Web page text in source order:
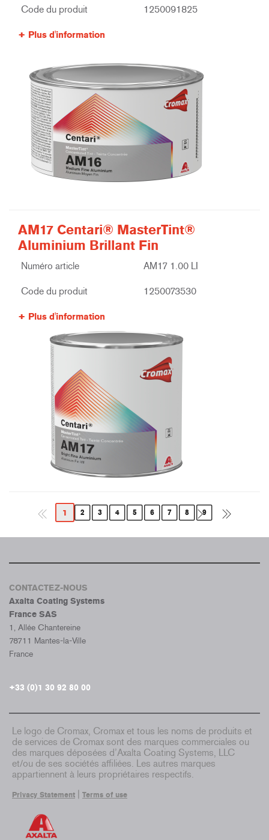
Code du produit 1250091825
Plus d'information
AM17 Centari® MasterTint®
Aluminium Brillant Fin
Numéro article AM17 1.00 LI
Code du produit 1250073530
Plus d'information
1 2 3 4 5 6 7 8 9
CONTACTEZ-NOUS
Axalta Coating Systems
France SAS
1, Allée Chantereine
78711 Mantes-la-Ville
France
+33 (0)1 30 92 80 00
Le logo de Cromax, Cromax et tous les noms de produits et
de services de Cromax sont des marques commerciales ou
des marques déposées d’Axalta Coating Systems, LLC
et/ou de ses sociétés affiliées. Les autres marques
appartiennent à leurs propriétaires respectifs.
Privacy Statement Terms of use